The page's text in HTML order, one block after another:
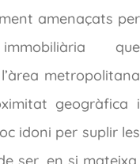
amenaçats per
que
metropolitana
geogràfica i
idoni per suplir les
ser, en si mateixa,